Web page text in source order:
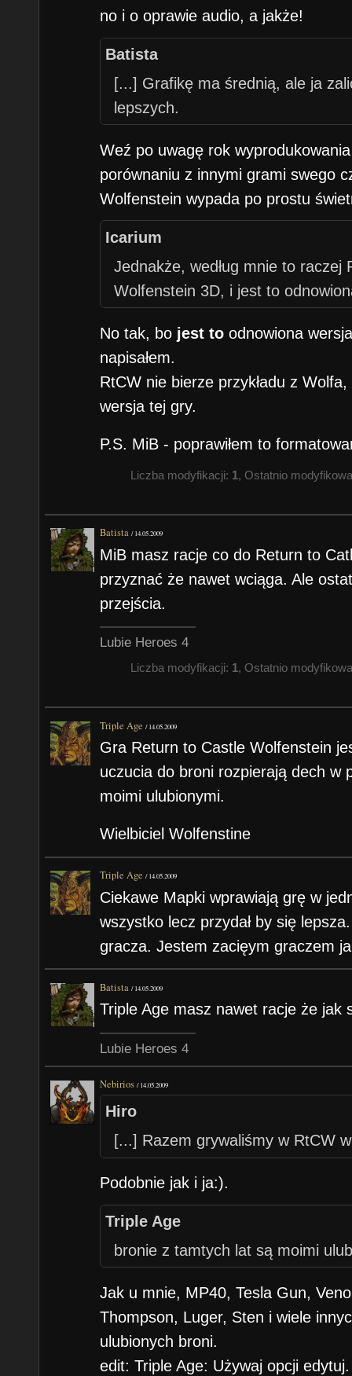
no i o oprawie audio, a jakże!
Batista
[...] Grafikę ma średnią, ale ja
lepszych.
Weź po uwagę rok
porównaniu z innymi grami swego
Wolfenstein wypada po prostu
Icarium
Jednakże, według mnie to raczej
Wolfenstein 3D, i jest to
No tak, bo jest to odnowiona
napisałem.
RtCW nie bierze przykładu z
wersja tej gry.
P.S. MiB - poprawiłem to
Liczba modyfikacji: 1, Ostatnio
Batista /14.05.2009
MiB masz racje co do Return to
przyznać że nawet wciąga. Ale
przejścia.
Lubie Heroes 4
Liczba modyfikacji: 1, Ostatnio
Triple Age /14.05.2009
Gra Return to Castle Wolfenstein
uczucia do broni rozpierają dech w
moimi ulubionymi.
Wielbiciel Wolfenstine
Triple Age /14.05.2009
Ciekawe Mapki wprawiają grę w
wszystko lecz przydał by się
gracza. Jestem zacięym graczem
Batista /14.05.2009
Triple Age masz nawet racje że jak
Lubie Heroes 4
Nebirios /14.05.2009
Hiro
[...] Razem grywaliśmy w RtCW
Podobnie jak i ja:).
Triple Age
bronie z tamtych lat są moimi
Jak u mnie, MP40, Tesla Gun,
Thompson, Luger, Sten i wiele
ulubionych broni.
edit: Triple Age: Używaj opcji edytuj.